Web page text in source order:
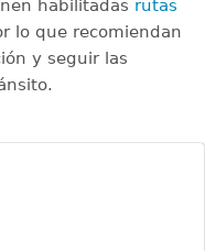
habilitadas rutas
lo que recomiendan
y seguir las